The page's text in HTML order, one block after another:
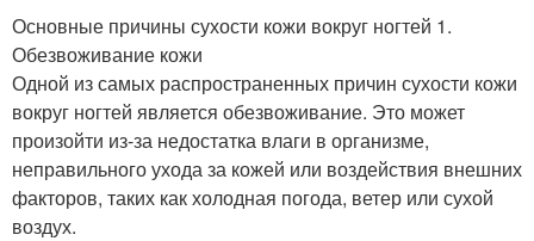
Основные причины сухости кожи вокруг ногтей 1.
Обезвоживание кожи
Одной из самых распространенных причин сухости кожи
вокруг ногтей является обезвоживание. Это может
произойти из-за недостатка влаги в организме,
неправильного ухода за кожей или воздействия внешних
факторов, таких как холодная погода, ветер или сухой
воздух.